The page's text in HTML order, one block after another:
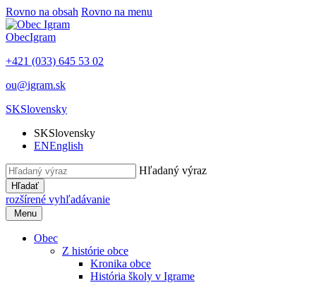
Rovno na obsah Rovno na menu
ObecIgram
+421 (033) 645 53 02
ou@igram.sk
SKSlovensky
SKSlovensky
ENEnglish
Hľadaný výraz
Hľadať
rozšírené vyhľadávanie
Menu
Obec
Z histórie obce
Kronika obce
História školy v Igrame